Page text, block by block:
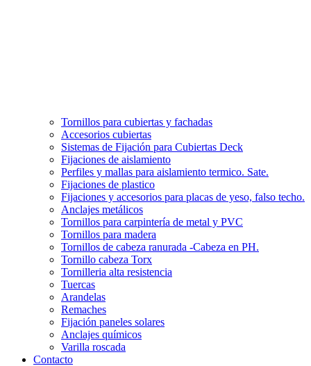
Tornillos para cubiertas y fachadas
Accesorios cubiertas
Sistemas de Fijación para Cubiertas Deck
Fijaciones de aislamiento
Perfiles y mallas para aislamiento termico. Sate.
Fijaciones de plastico
Fijaciones y accesorios para placas de yeso, falso techo.
Anclajes metálicos
Tornillos para carpintería de metal y PVC
Tornillos para madera
Tornillos de cabeza ranurada -Cabeza en PH.
Tornillo cabeza Torx
Tornilleria alta resistencia
Tuercas
Arandelas
Remaches
Fijación paneles solares
Anclajes químicos
Varilla roscada
Contacto